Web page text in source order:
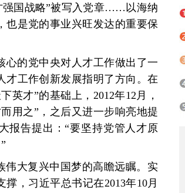
强国战略”被写入党章……以海纳
也是党的事业兴旺发达的重要保
心的党中央对人才工作做出了一
才工作创新发展指明了方向。在
英才”的基础上，2012年12月，
用之”，之后又进一步响亮地提
报告提出：“要坚持党管人才原
伟大复兴中国梦的高瞻远瞩。实
，习近平总书记在2013年10月